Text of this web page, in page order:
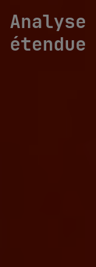
Analyse
étendue